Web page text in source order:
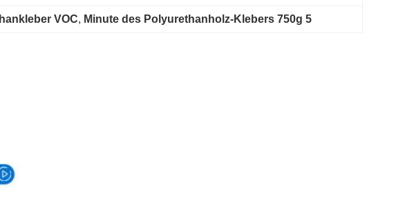
VOC, Minute des Polyurethanholz-Klebers 750g 5